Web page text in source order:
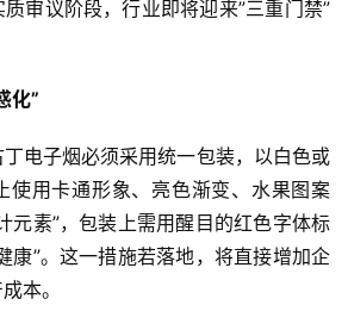
审议阶段，行业即将迎来”三重门禁”
化”
电子烟必须采用统一包装，以白色或
使用卡通形象、亮色渐变、水果图案
元素”，包装上需用醒目的红色字体标
康”。这一措施若落地，将直接增加企
本。